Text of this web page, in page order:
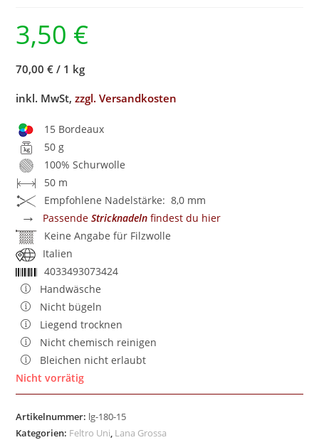
3,50 €
70,00 € / 1 kg
inkl. MwSt,zzgl. Versandkosten
15 Bordeaux
50 g
100% Schurwolle
50 m
Empfohlene Nadelstärke: 8,0 mm
→ PassendeStricknadeln findest du hier
Keine Angabe für Filzwolle
Italien
4033493073424
Handwäsche
Nicht bügeln
Liegend trocknen
Nicht chemisch reinigen
Bleichen nicht erlaubt
Nicht vorrätig
Artikelnummer: lg-180-15
Kategorien: Feltro Uni, Lana Grossa